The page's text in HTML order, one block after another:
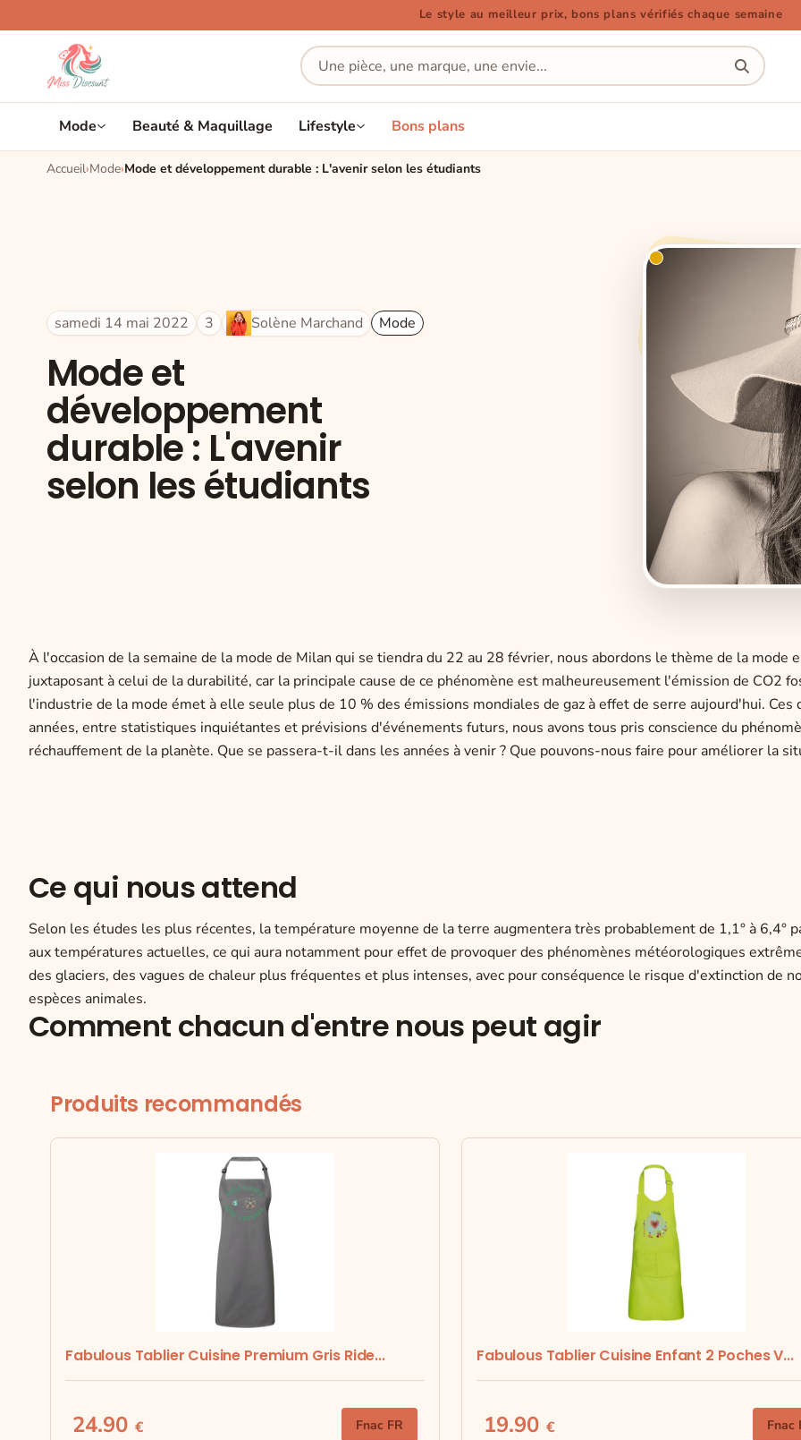
Le style au meilleur prix, bons plans vérifiés chaque semaine
Mode Beauté & Maquillage Lifestyle Bons plans
Accueil Mode Mode et développement durable : L'avenir selon les étudiants
samedi 14 mai 2022 3 Solène Marchand Mode
Mode et
développement
durable : L'avenir
selon les étudiants
À l'occasion de la semaine de la mode de Milan qui se tiendra du 22 au 28 février, nous abordons le thème de la mode
juxtaposant à celui de la durabilité, car la principale cause de ce phénomène est malheureusement l'émission de CO2
l'industrie de la mode émet à elle seule plus de 10 % des émissions mondiales de gaz à effet de serre aujourd'hui. Ces
années, entre statistiques inquiétantes et prévisions d'événements futurs, nous avons tous pris conscience du
réchauffement de la planète. Que se passera-t-il dans les années à venir ? Que pouvons-nous faire pour améliorer la
Ce qui nous attend
Selon les études les plus récentes, la température moyenne de la terre augmentera très probablement de 1,1° à 6,4°
aux températures actuelles, ce qui aura notamment pour effet de provoquer des phénomènes météorologiques
des glaciers, des vagues de chaleur plus fréquentes et plus intenses, avec pour conséquence le risque d'extinction de
espèces animales.
Comment chacun d'entre nous peut agir
Produits recommandés
Fabulous Tablier Cuisine Premium Gris Ride...
24.90 € Fnac FR
Fabulous Tablier Cuisine Enfant 2 Poches V...
19.90 € Fnac